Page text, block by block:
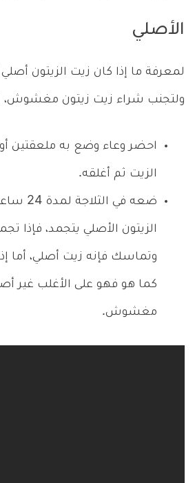
الأصلي
لمعرفة ما إذا كان زيت الزيتون
ولتجنب شراء زيت زيتون مغشوش،
احضر وعاء وضع به ملعقتين
الزيت ثم أغلقه.
ضعه في
الزيتون الأصلي يتجمد، فإذا
وتماسك فإنه زيت أصلي، أما
كما هو فهو على الأغلب غير
مغشوش.